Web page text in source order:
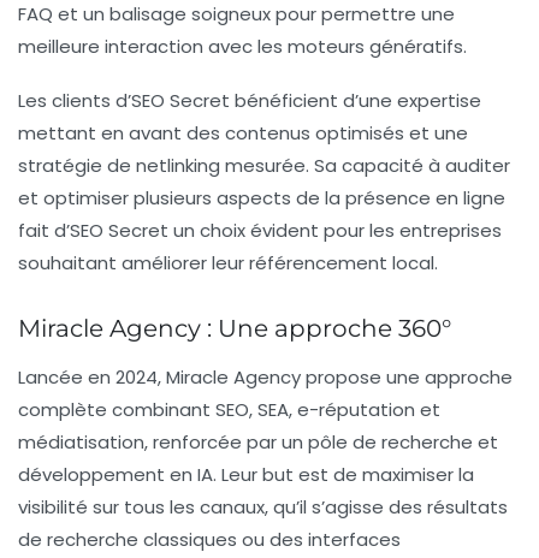
FAQ et un balisage soigneux pour permettre une
meilleure interaction avec les moteurs génératifs.
Les clients d’SEO Secret bénéficient d’une expertise
mettant en avant des contenus optimisés et une
stratégie de netlinking mesurée. Sa capacité à auditer
et optimiser plusieurs aspects de la présence en ligne
fait d’SEO Secret un choix évident pour les entreprises
souhaitant améliorer leurréférencement local.
Miracle Agency : Une approche 360°
Lancée en 2024,Miracle Agencypropose une approche
complète combinant SEO, SEA, e-réputation et
médiatisation, renforcée par un pôle de recherche et
développement en IA. Leur but est de maximiser la
visibilité sur tous les canaux, qu’il s’agisse des résultats
de recherche classiques ou des interfaces